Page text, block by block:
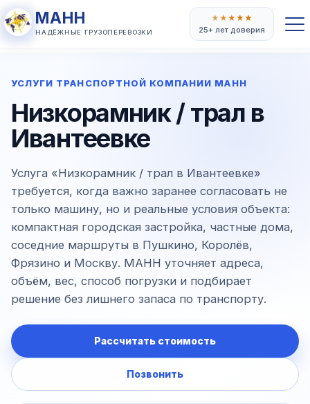
МАНН
НАДЁЖНЫЕ ГРУЗОПЕРЕВОЗКИ
★ ★ ★★★
25+ лет доверия
УСЛУГИ ТРАНСПОРТНОЙ КОМПАНИИ МАНН
Низкорамник / трал в
Ивантеевке
Услуга «Низкорамник / трал в Ивантеевке»
требуется, когда важно заранее согласовать не
только машину, но и реальные условия объекта:
компактная городская застройка, частные дома,
соседние маршруты в Пушкино, Королёв,
Фрязино и Москву. МАНН уточняет адреса,
объём, вес, способ погрузки и подбирает
решение без лишнего запаса по транспорту.
Рассчитать стоимость
Позвонить